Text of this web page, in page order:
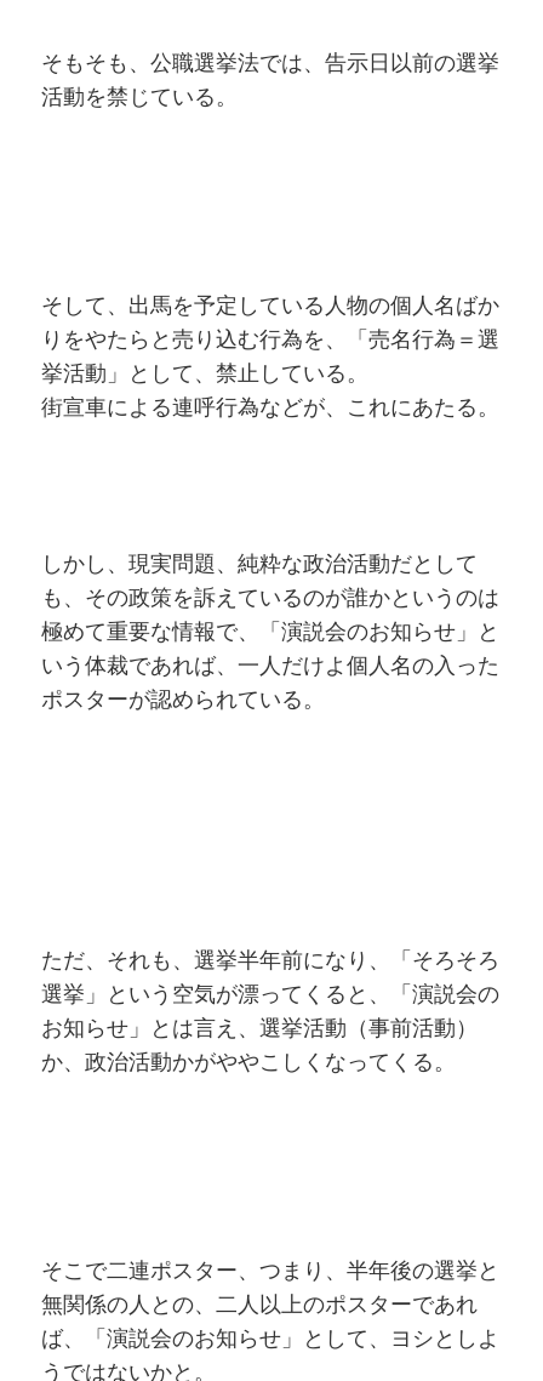
そもそも、公職選挙法では、告示日以前の選挙
活動を禁じている。
そして、出馬を予定している人物の個人名ばか
りをやたらと売り込む行為を、「売名行為＝選
挙活動」として、禁止している。
街宣車による連呼行為などが、これにあたる。
しかし、現実問題、純粋な政治活動だとして
も、その政策を訴えているのが誰かというのは
極めて重要な情報で、「演説会のお知らせ」と
いう体裁であれば、一人だけよ個人名の入った
ポスターが認められている。
ただ、それも、選挙半年前になり、「そろそろ
選挙」という空気が漂ってくると、「演説会の
お知らせ」とは言え、選挙活動（事前活動）
か、政治活動かがややこしくなってくる。
そこで二連ポスター、つまり、半年後の選挙と
無関係の人との、二人以上のポスターであれ
ば、「演説会のお知らせ」として、ヨシとしよ
うではないかと。